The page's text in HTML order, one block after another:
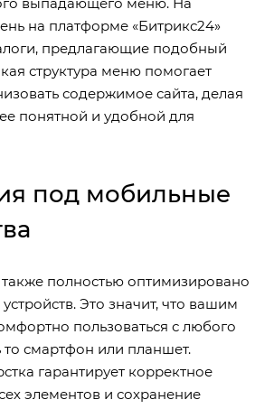
выпадающего меню. На
на платформе «Битрикс24»
предлагающие подобный
структура меню помогает
содержимое сайта, делая
понятной и удобной для
под мобильные
полностью оптимизировано
Это значит, что вашим
пользоваться с любого
смартфон или планшет.
гарантирует корректное
элементов и сохранение